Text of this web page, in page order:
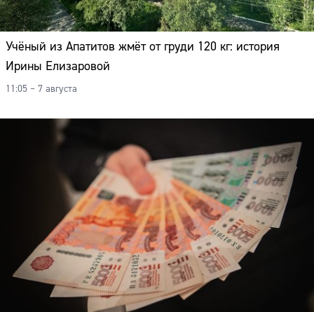
Учёный из Апатитов жмёт от груди 120 кг: история
Ирины Елизаровой
11:05 – 7 августа
Сайт: